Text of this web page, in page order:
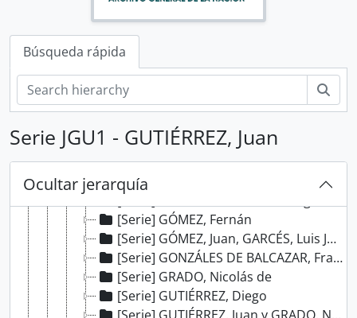
Búsqueda rápida
Serie JGU1 - GUTIÉRREZ, Juan
Ocultar jerarquía
[Serie] CORVALÁN, Antonio
[Serie] COTAN, Félix y otros
[Serie] CUEVA, Alonso de la y HERNÁNDEZ, Blas
[Serie] ESPINARES, Juan de
[Serie] FRANCO ESQUIVEL, Marcos
[Serie] FRIAS, Juan Cristóbal de
[Serie] GARCÍA TOMINO, Juan
[Serie] GARCÍA DE NOGAL, Juan
[Serie] GASCÓN, Bartolomé
[Serie] GÓMEZ DE BAEZA, Rodrigo
[Serie] GÓMEZ, Fernán
[Serie] GÓMEZ, Juan, GARCÉS, Luis Juan de y otros
[Serie] GONZÁLES DE BALCAZAR, Francisco
[Serie] GRADO, Nicolás de
[Serie] GUTIÉRREZ, Diego
[Serie] GUTIÉRREZ, Juan y GRADO, Nicolás de